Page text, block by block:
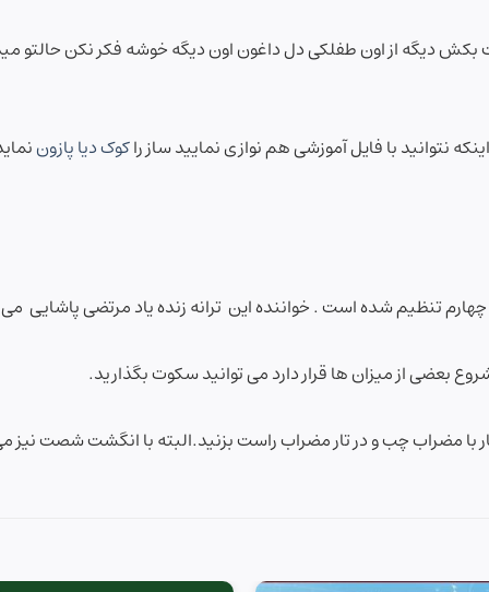
دیگه از اون طفلکی دل داغون اون دیگه خوشه فکر نکن حالتو
نتوانید با فایل آموزشی هم نوازی نمایید ساز راکوک دیا پازون
تنظیم شده است . خواننده این ترانه زنده یاد مرتضی پاشایی